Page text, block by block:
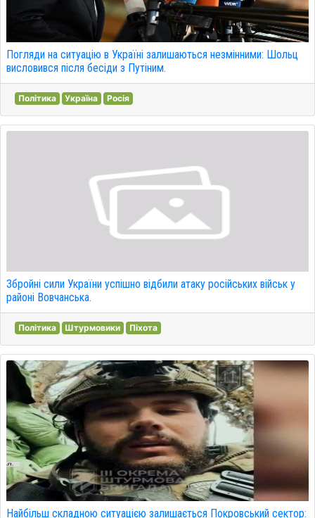
Погляди на ситуацію в Україні залишаються незмінними: Шольц
висловився після бесіди з Путіним.
Політика Україна Росія
Збройні сили України успішно відбили атаку російських військ у
районі Вовчанська.
Політика Штурмовики Піхота
Найбільш складною ситуацією залишається Покровський сектор: